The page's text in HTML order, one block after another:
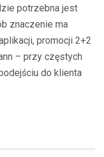
potrzebna jest
znaczenie ma
promocji 2+2
– przy częstych
do klienta